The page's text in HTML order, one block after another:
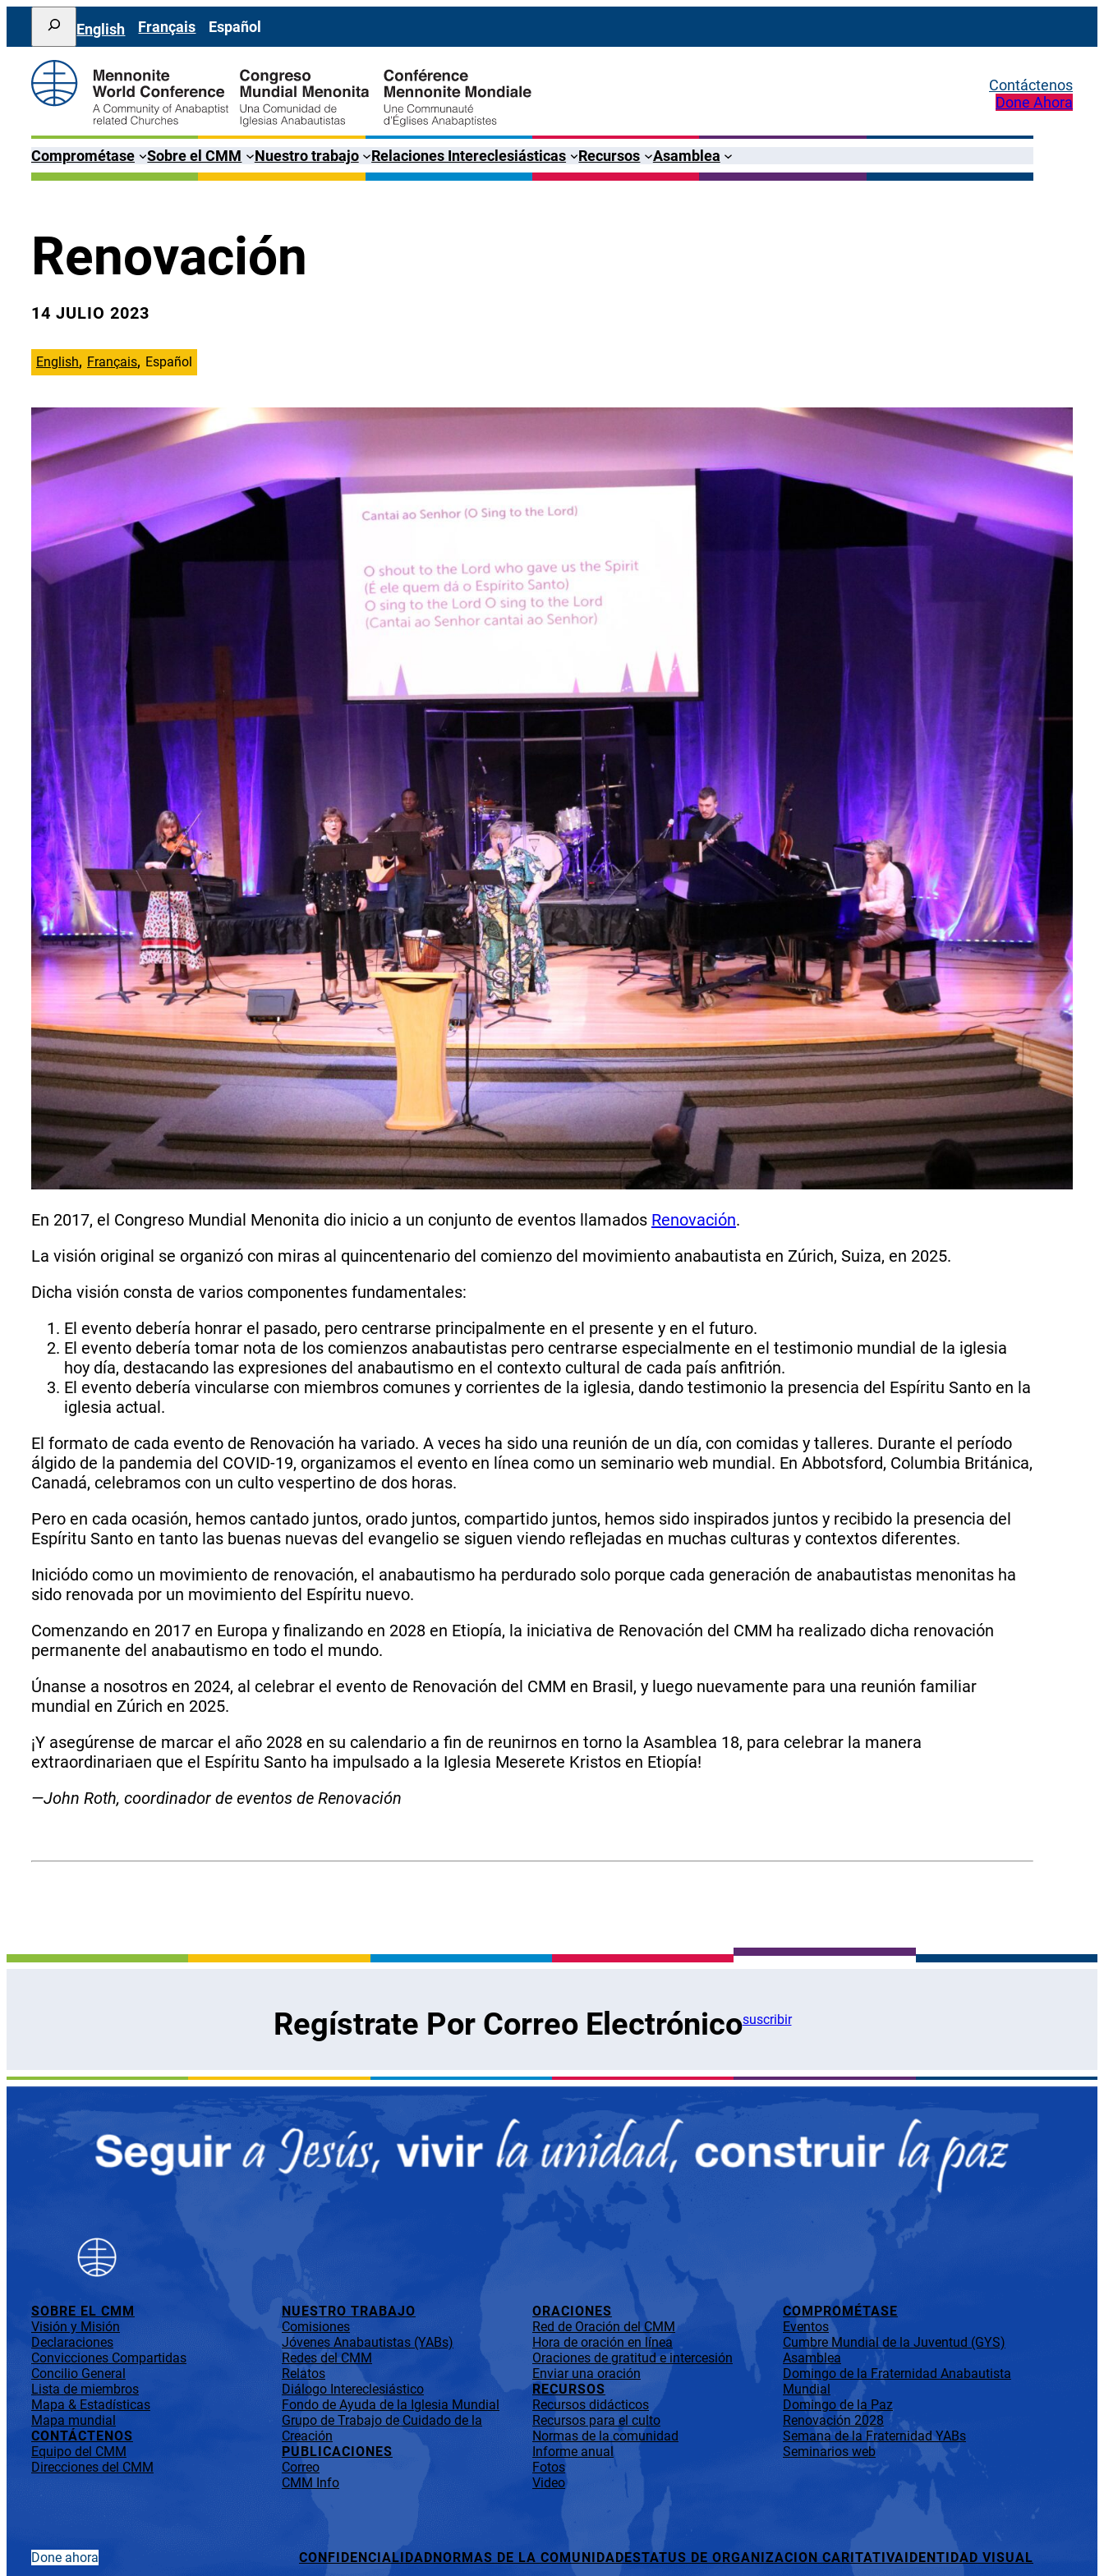
Saltar
contenido
Search
English Français Español
Contáctenos
Done Ahora
Comprométase Sobre el CMM Nuestro trabajo Relaciones Intereclesiásticas Recursos Asamblea
Renovación
14 JULIO 2023
English Français Español
En 2017, el Congreso Mundial Menonita dio inicio a un conjunto de eventos llamados Renovación.
La visión original se organizó con miras al quincentenario del comienzo del movimiento anabautista en Zúrich, Suiza, en 2025.
Dicha visión consta de varios componentes fundamentales:
El evento debería honrar el pasado, pero centrarse principalmente en el presente y en el futuro.
El evento debería tomar nota de los comienzos anabautistas pero centrarse especialmente en el testimonio mundial de la iglesia
hoy día, destacando las expresiones del anabautismo en el contexto cultural de cada país anfitrión.
El evento debería vincularse con miembros comunes y corrientes de la iglesia, dando testimonio la presencia del Espíritu Santo en la
iglesia actual.
El formato de cada evento de Renovación ha variado. A veces ha sido una reunión de un día, con comidas y talleres. Durante el período
álgido de la pandemia del COVID-19, organizamos el evento en línea como un seminario web mundial. En Abbotsford, Columbia Británica,
Canadá, celebramos con un culto vespertino de dos horas.
Pero en cada ocasión, hemos cantado juntos, orado juntos, compartido juntos, hemos sido inspirados juntos y recibido la presencia del
Espíritu Santo en tanto las buenas nuevas del evangelio se siguen viendo reflejadas en muchas culturas y contextos diferentes.
Iniciódo como un movimiento de renovación, el anabautismo ha perdurado solo porque cada generación de anabautistas menonitas ha
sido renovada por un movimiento del Espíritu nuevo.
Comenzando en 2017 en Europa y finalizando en 2028 en Etiopía, la iniciativa de Renovación del CMM ha realizado dicha renovación
permanente del anabautismo en todo el mundo.
Únanse a nosotros en 2024, al celebrar el evento de Renovación del CMM en Brasil, y luego nuevamente para una reunión familiar
mundial en Zúrich en 2025.
¡Y asegúrense de marcar el año 2028 en su calendario a fin de reunirnos en torno la Asamblea 18, para celebrar la manera
extraordinariaen que el Espíritu Santo ha impulsado a la Iglesia Meserete Kristos en Etiopía!
—John Roth, coordinador de eventos de Renovación
Regístrate Por Correo Electrónicosuscribir
SOBRE EL CMM
Visión y Misión
Declaraciones
Convicciones Compartidas
Concilio General
Lista de miembros
Mapa & Estadísticas
Mapa mundial
CONTÁCTENOS
Equipo del CMM
Direcciones del CMM
NUESTRO TRABAJO
Comisiones
Jóvenes Anabautistas (YABs)
Redes del CMM
Relatos
Diálogo Intereclesiástico
Fondo de Ayuda de la Iglesia Mundial
Grupo de Trabajo de Cuidado de la
Creación
PUBLICACIONES
Correo
CMM Info
ORACIONES
Red de Oración del CMM
Hora de oración en línea
Oraciones de gratitud e intercesión
Enviar una oración
RECURSOS
Recursos didácticos
Recursos para el culto
Normas de la comunidad
Informe anual
Fotos
Video
COMPROMÉTASE
Eventos
Cumbre Mundial de la Juventud (GYS)
Asamblea
Domingo de la Fraternidad Anabautista
Mundial
Domingo de la Paz
Renovación 2028
Semana de la Fraternidad YABs
Seminarios web
Done ahora CONFIDENCIALIDAD NORMAS DE LA COMUNIDADESTATUS DE ORGANIZACION CARITATIVA IDENTIDAD VISUAL